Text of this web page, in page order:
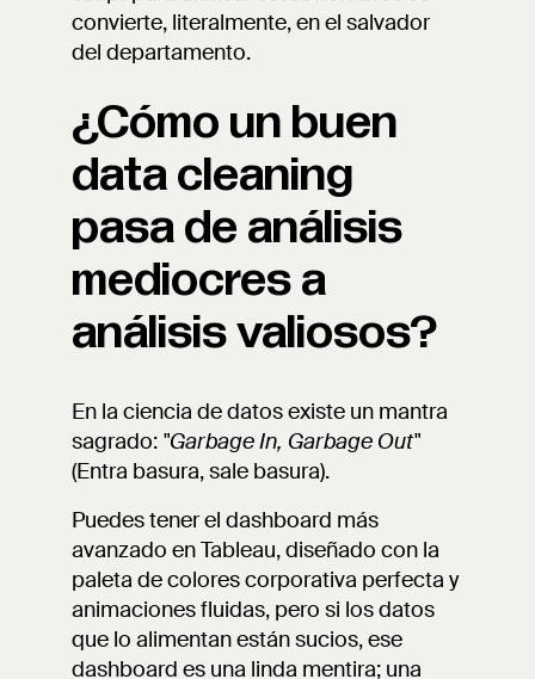
convierte, literalmente, en el salvador
del departamento.
¿Cómo un buen
data cleaning
pasa de análisis
mediocres a
análisis valiosos?
En la ciencia de datos existe un mantra
sagrado: "Garbage In, Garbage Out"
(Entra basura, sale basura).
Puedes tener el dashboard más
avanzado en Tableau, diseñado con la
paleta de colores corporativa perfecta y
animaciones fluidas, pero si los datos
que lo alimentan están sucios, ese
dashboard es una linda mentira; una